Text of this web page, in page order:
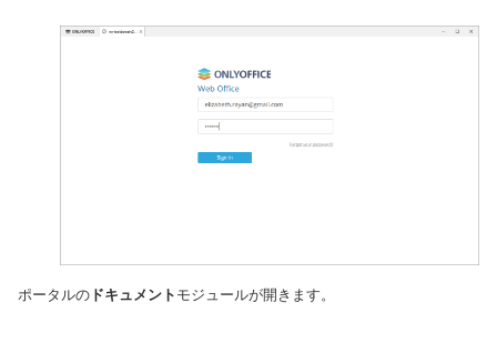
ポータルの ドキュメントモジュールが開きます。